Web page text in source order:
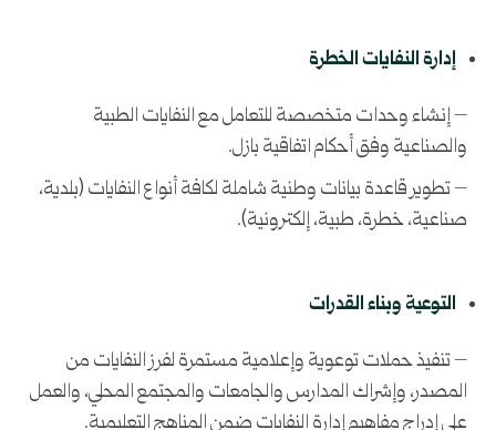
إدارة النفايات الخطرة
– إنشاء وحدات متخصصة للتعامل مع النفايات الطبية
والصناعية وفق أحكام اتفاقية بازل.
– تطوير قاعدة بيانات وطنية شاملة لكافة أنواع النفايات (بلدية،
صناعية، خطرة، طبية، إلكترونية).
التوعية وبناء القدرات
– تنفيذ حملات توعوية وإعلامية مستمرة لفرز النفايات من
المصدر، وإشراك المدارس والجامعات والمجتمع المحلي، والعمل
على إدراج مفاهيم إدارة النفايات ضمن المناهج التعليمية.